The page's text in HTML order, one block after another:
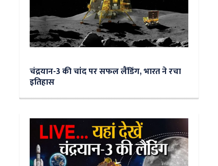
चंद्रयान-3 की चांद पर सफल लैंडिंग, भारत ने रचा
इतिहास